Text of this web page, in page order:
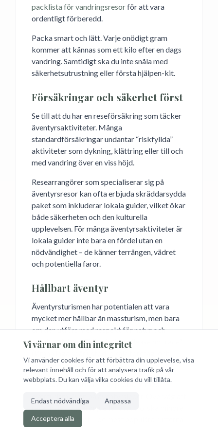
packlista för vandringsresorför att vara
ordentligt förberedd.
Packa smart och lätt. Varje onödigt gram
kommer att kännas som ett kilo efter en dags
vandring. Samtidigt ska du inte snåla med
säkerhetsutrustning eller första hjälpen-kit.
Försäkringar och säkerhet först
Se till att du har en reseförsäkring som täcker
äventyrsaktiviteter. Många
standardförsäkringar undantar “riskfyllda”
aktiviteter som dykning, klättring eller till och
med vandring över en viss höjd.
Researrangörer som specialiserar sig på
äventyrsresor kan ofta erbjuda skräddarsydda
paket som inkluderar lokala guider, vilket ökar
både säkerheten och den kulturella
upplevelsen. För många äventyrsaktiviteter är
lokala guider inte bara en fördel utan en
nödvändighet – de känner terrängen, vädret
och potentiella faror.
Hållbart äventyr
Äventyrsturismen har potentialen att vara
mycket mer hållbar än massturism, men bara
om den utförs med respekt för natur och
lokalsamhällen. Följ principen “leave no trace”
respektera kulturella sedvänjor.
Många destinationer har problem med
resa under lågsäsong eller att utforska mindre
kända alternativ till de mest populära rutterna.
Vi värnar om din integritet
Vi använder cookies för att förbättra din upplevelse, visa
relevant innehåll och för att analysera trafik på vår
webbplats. Du kan välja vilka cookies du vill tillåta.
Endast nödvändiga Anpassa
Acceptera alla